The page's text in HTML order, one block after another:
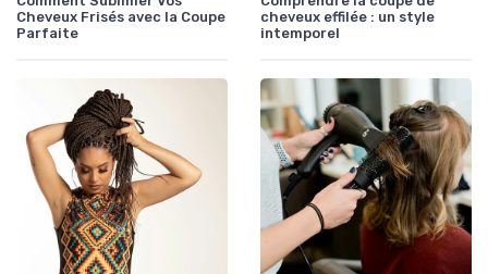
Cheveux Frisés avec la Coupe
Parfaite
cheveux effilée : un style
intemporel